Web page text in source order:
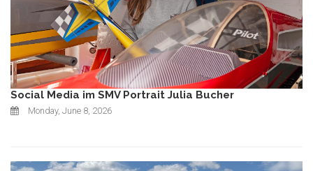
Social Media im SMV Portrait Julia Bucher
Monday, June 8, 2026